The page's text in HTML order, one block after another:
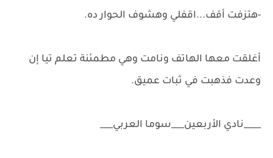
-هتزفت أقف...اقفلي وهشوف الحوار ده.
أغلقت معها الهاتف ونامت وهي مطمئنة تعلم تيا إن
وعدت فذهبت في ثبات عميق.
____نادي الأربعين___سوما العربي___